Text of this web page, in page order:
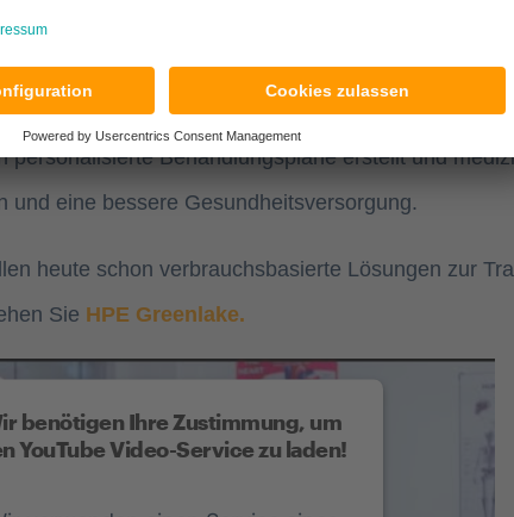
gilt mittlerweile als Schlüsseltechnologie.
Behandlungspläne erstellt und
eine bessere Gesundheitsversorgung.
heute schon verbrauchsbasierte Lösungen zur
Sie HPE Greenlake.
benötigen Ihre Zustimmung, um
YouTube Video-Service zu laden!